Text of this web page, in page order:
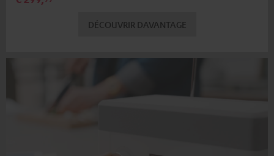
DÉCOUVRIR DAVANTAGE